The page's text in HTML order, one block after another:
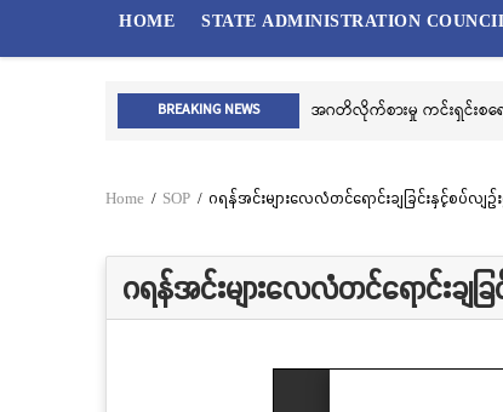
MAIN
HOME STATE ADMINISTRATION
BREAKING NEWS အဂတိလိုက်စားမှု ကင်းရှင်းစရေ
Breadcrumb
Home / SOP / ဂရန်အင်းများလေလံတင်ရောင်းချခြင်းနှင့်စပ်လျ
ဂရန်အင်းများလေလံတင်ရောင်းချ